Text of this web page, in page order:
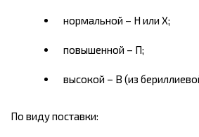
нормальной – Н или Х;
повышенной – П;
высокой – В (из
По виду поставки: